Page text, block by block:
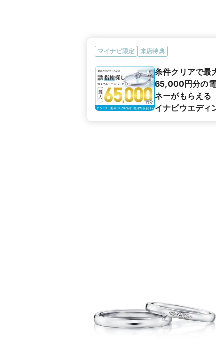
マイナビ限定 来店特典
条件クリアで最
65,000円分の
ネーがもらえる
イナビウエディ